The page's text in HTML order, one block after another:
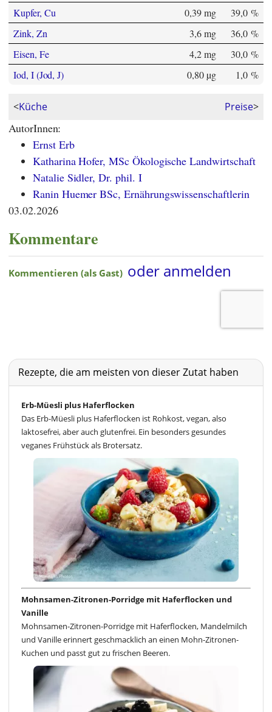
Kupfer, Cu 0,39 mg
39,0 %
Zink, Zn
3,6 mg
36,0 %
Eisen, Fe
4,2 mg
30,0 %
Iod, I (Jod, J)
0,80 µg 1,0 %
<Küche Preise>
AutorInnen:
Ernst Erb
Katharina Hofer, MSc Ökologische Landwirtschaft
Natalie Sidler, Dr. phil. I
Ranin Huemer BSc, Ernährungswissenschaftlerin
03.02.2026
Kommentare
Rezepte, die am meisten von dieser Zutat haben
Erb-Müesli plus Haferflocken
Das Erb-Müesli plus Haferflocken ist Rohkost, vegan, also
laktosefrei, aber auch glutenfrei. Ein besonders gesundes
veganes Frühstück als Brotersatz.
Mohnsamen-Zitronen-Porridge mit Haferflocken und
Vanille
Mohnsamen-Zitronen-Porridge mit Haferflocken, Mandelmilch
und Vanille erinnert geschmacklich an einen Mohn-Zitronen-
Kuchen und passt gut zu frischen Beeren.